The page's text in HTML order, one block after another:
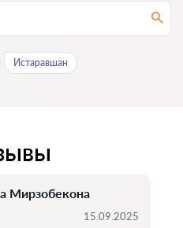
Истаравшан
Мирзобекона
15.09.2025